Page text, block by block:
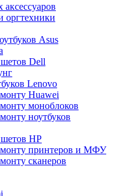
оргтехники
Asus
Dell
Lenovo
Huawei
моноблоков
ноутбуков
HP
принтеров и МФУ
сканеров